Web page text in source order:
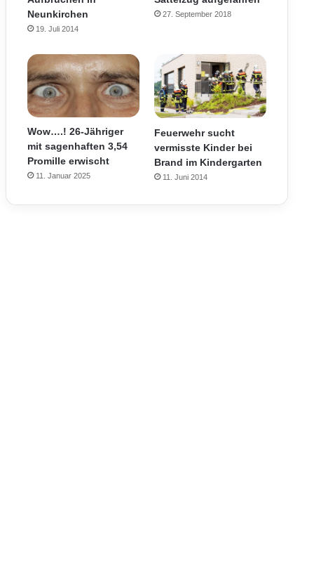
Neunkirchen
19. Juli 2014
27. September 2018
Wow….! 26-Jähriger
mit sagenhaften 3,54
Promille erwischt
11. Januar 2025
Feuerwehr sucht
vermisste Kinder bei
Brand im Kindergarten
11. Juni 2014